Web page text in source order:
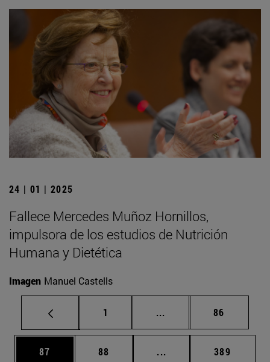
24 | 01 | 2025
Fallece Mercedes Muñoz Hornillos,
impulsora de los estudios de Nutrición
Humana y Dietética
Imagen Manuel Castells
Página
1 ... Páginas intermedias
Página
86
Página
87 Página
88 ... Páginas intermedias
Página
389